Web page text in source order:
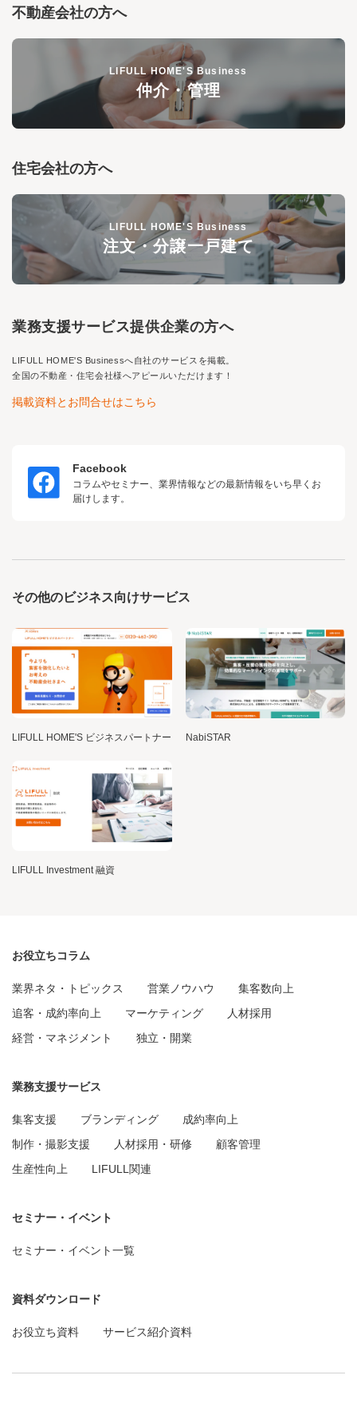
不動産会社の方へ
LIFULL HOME'S Business
仲介・管理
住宅会社の方へ
LIFULL HOME'S Business
注文・分譲一戸建て
業務支援サービス提供企業の方へ
LIFULL HOME'S Businessへ自社のサービスを掲載。
全国の不動産・住宅会社様へアピールいただけます！
掲載資料とお問合せはこちら
Facebook
コラムやセミナー、業界情報などの最新情報をいち早くお
届けします。
その他のビジネス向けサービス
LIFULL HOME'S ビジネスパートナー NabiSTAR
LIFULL Investment 融資
お役立ちコラム
業界ネタ・トピックス 営業ノウハウ
集客数向上
追客・成約率向上
マーケティング
人材採用
経営・マネジメント
独立・開業
業務支援サービス
集客支援 ブランディング
成約率向上
制作・撮影支援
人材採用・研修
顧客管理
生産性向上
LIFULL関連
セミナー・イベント
セミナー・イベント一覧
資料ダウンロード
お役立ち資料 サービス紹介資料